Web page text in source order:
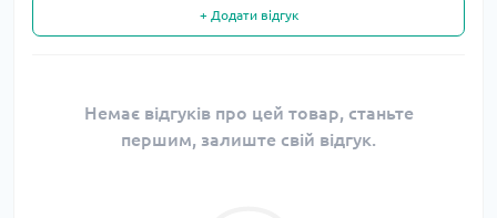
+ Додати відгук
Немає відгуків про цей товар, станьте
першим, залиште свій відгук.